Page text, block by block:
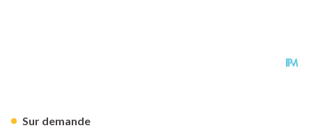
Sur demande